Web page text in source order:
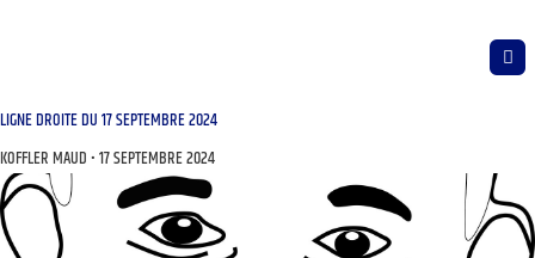
LIGNE DROITE DU 17 SEPTEMBRE 2024
KOFFLER MAUD 17 SEPTEMBRE 2024